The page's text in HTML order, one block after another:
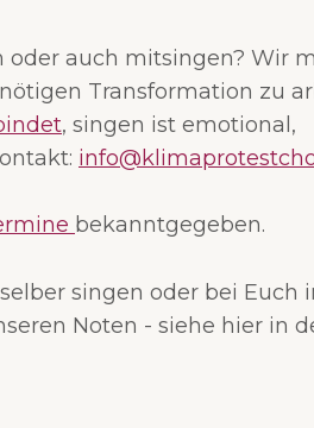
auch mitsingen? Wir
Transformation zu
, singen ist emotional,
bekanntgegeben.
singen oder bei Euch
Noten - siehe hier in